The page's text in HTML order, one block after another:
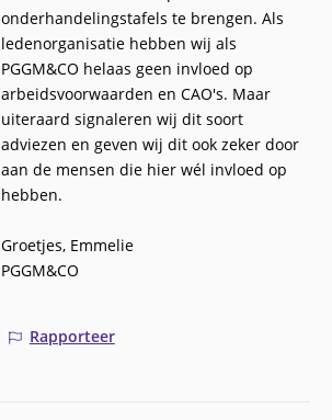
onderhandelingstafels te brengen. Als
ledenorganisatie hebben wij als
PGGM&CO helaas geen invloed op
arbeidsvoorwaarden en CAO's. Maar
uiteraard signaleren wij dit soort
adviezen en geven wij dit ook zeker door
aan de mensen die hier wél invloed op
hebben.
Groetjes, Emmelie
PGGM&CO
Rapporteer